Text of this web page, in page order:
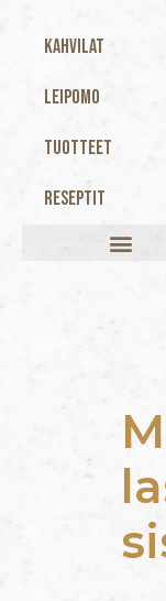
Kahvilat
Leipomo
Tuotteet
Reseptit